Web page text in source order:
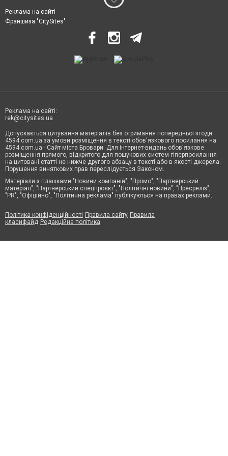
Реклама на сайті
Франшиза "CitySites"
Реклама на сайті:
rek@citysites.ua
Допускається цитування матеріалів без отримання попередньої згоди
4594.com.ua за умови розміщення в тексті обов'язкового посилання на
4594.com.ua - Сайт міста Бровари. Для інтернет-видань обов'язкове
розміщення прямого, відкритого для пошукових систем гіперпосилання
на цитовані статті не нижче другого абзацу в тексті або в якості джерела.
Порушення виняткових прав переслідується Законом.
Матеріали з плашками "Новини компаній", "Промо", "Партнерський
матеріал", "Партнерський спецпроєкт", "Політичні новини", "Пресреліз",
"PR", "Офіційно", "Політична реклама" публікуються на правах реклами.
Політика конфіденційності Правила сайту Правила
класифайд Редакційна політика